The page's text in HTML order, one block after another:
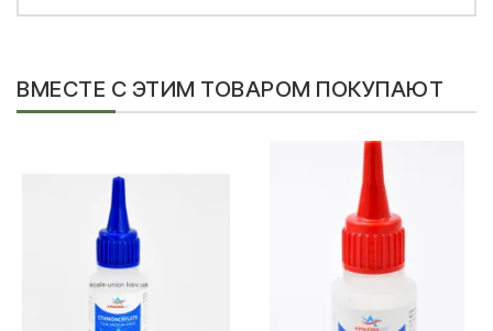
ВМЕСТЕ С ЭТИМ ТОВАРОМ ПОКУПАЮТ